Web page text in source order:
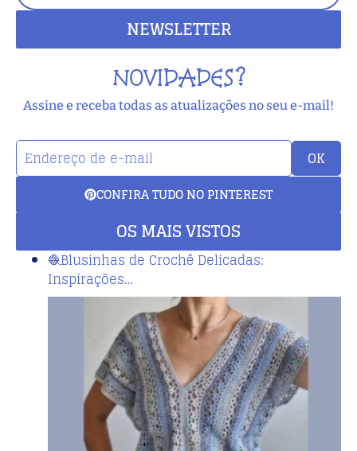
NEWSLETTER
NOVIDADES?
Assine e receba todas as atualizações no seu e-mail!
OK
CONFIRA TUDO NO PINTEREST
OS MAIS VISTOS
🧶Blusinhas de Crochê Delicadas:
Inspirações…